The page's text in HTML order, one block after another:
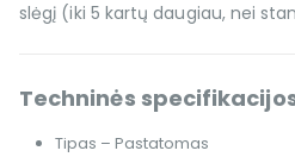
slėgį (iki 5 kartų daugiau, nei
Techninės
Tipas – Pastatomas